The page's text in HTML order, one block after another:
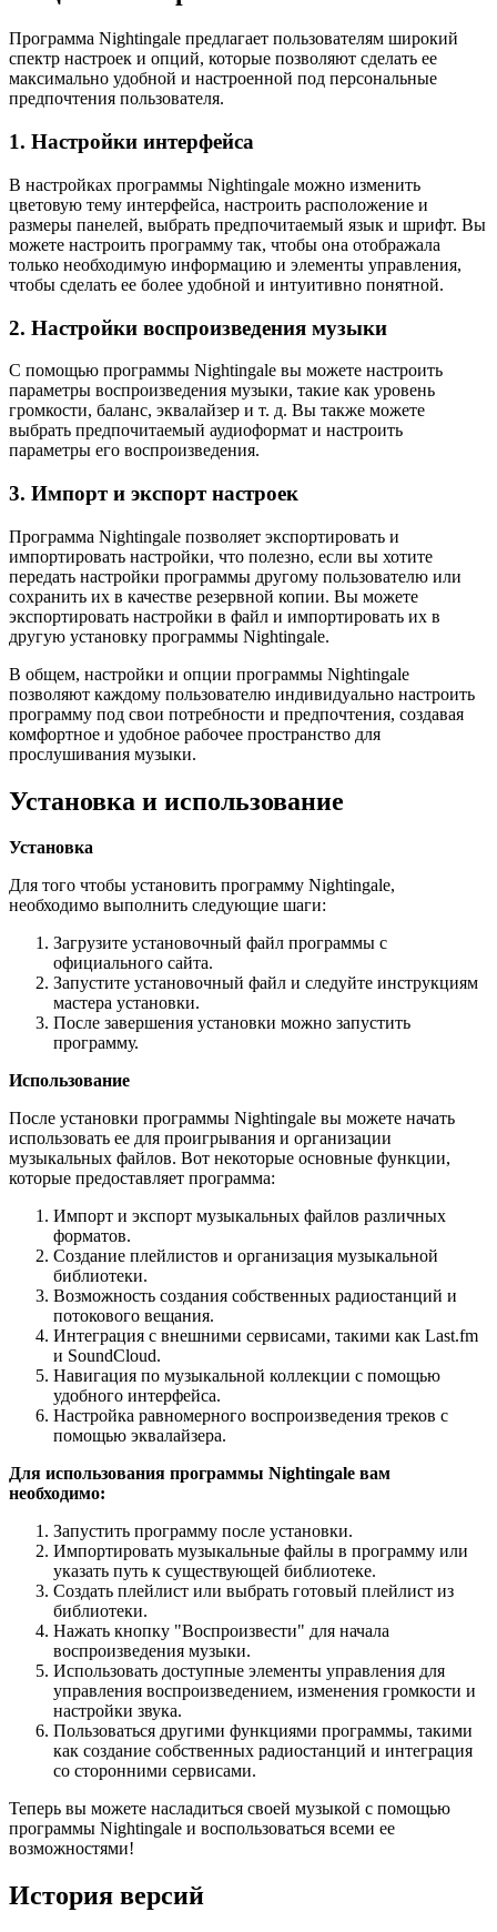
Программа Nightingale предлагает пользователям широкий
спектр настроек и опций, которые позволяют сделать ее
максимально удобной и настроенной под персональные
предпочтения пользователя.
1. Настройки интерфейса
В настройках программы Nightingale можно изменить
цветовую тему интерфейса, настроить расположение и
размеры панелей, выбрать предпочитаемый язык и шрифт. Вы
можете настроить программу так, чтобы она отображала
только необходимую информацию и элементы управления,
чтобы сделать ее более удобной и интуитивно понятной.
2. Настройки воспроизведения музыки
С помощью программы Nightingale вы можете настроить
параметры воспроизведения музыки, такие как уровень
громкости, баланс, эквалайзер и т. д. Вы также можете
выбрать предпочитаемый аудиоформат и настроить
параметры его воспроизведения.
3. Импорт и экспорт настроек
Программа Nightingale позволяет экспортировать и
импортировать настройки, что полезно, если вы хотите
передать настройки программы другому пользователю или
сохранить их в качестве резервной копии. Вы можете
экспортировать настройки в файл и импортировать их в
другую установку программы Nightingale.
В общем, настройки и опции программы Nightingale
позволяют каждому пользователю индивидуально настроить
программу под свои потребности и предпочтения, создавая
комфортное и удобное рабочее пространство для
прослушивания музыки.
Установка и использование
Установка
Для того чтобы установить программу Nightingale,
необходимо выполнить следующие шаги:
Загрузите установочный файл программы с
официального сайта.
Запустите установочный файл и следуйте инструкциям
мастера установки.
После завершения установки можно запустить
программу.
Использование
После установки программы Nightingale вы можете начать
использовать ее для проигрывания и организации
музыкальных файлов. Вот некоторые основные функции,
которые предоставляет программа:
Импорт и экспорт музыкальных файлов различных
форматов.
Создание плейлистов и организация музыкальной
библиотеки.
Возможность создания собственных радиостанций и
потокового вещания.
Интеграция с внешними сервисами, такими как Last.fm
и SoundCloud.
Навигация по музыкальной коллекции с помощью
удобного интерфейса.
Настройка равномерного воспроизведения треков с
помощью эквалайзера.
Для использования программы Nightingale вам
необходимо:
Запустить программу после установки.
Импортировать музыкальные файлы в программу или
указать путь к существующей библиотеке.
Создать плейлист или выбрать готовый плейлист из
библиотеки.
Нажать кнопку "Воспроизвести" для начала
воспроизведения музыки.
Использовать доступные элементы управления для
управления воспроизведением, изменения громкости и
настройки звука.
Пользоваться другими функциями программы, такими
как создание собственных радиостанций и интеграция
со сторонними сервисами.
Теперь вы можете насладиться своей музыкой с помощью
программы Nightingale и воспользоваться всеми ее
возможностями!
История версий